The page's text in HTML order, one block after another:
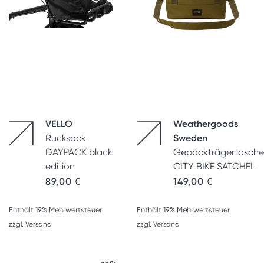
VELLO
Rucksack
DAYPACK black
edition
89,00 €
Enthält 19% Mehrwertsteuer
zzgl. Versand
Weathergoods
Sweden
Gepäckträgertasche
CITY BIKE SATCHEL
149,00 €
Enthält 19% Mehrwertsteuer
zzgl. Versand